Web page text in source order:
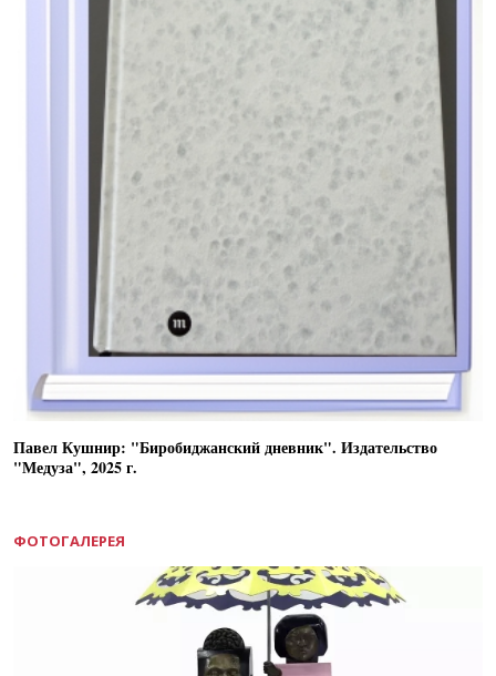
Павел Кушнир: "Биробиджанский дневник". Издательство
"Медуза", 2025 г.
ФОТОГАЛЕРЕЯ